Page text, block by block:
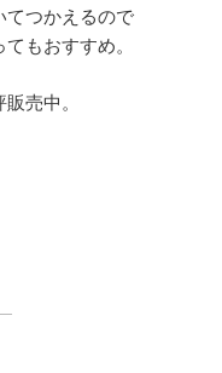
てつかえるので
もおすすめ。
売中。